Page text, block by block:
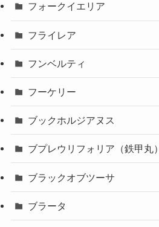
フォークイエリア
フライレア
フンベルティ
フーケリー
ブックホルジアヌス
ブプレウリフォリア（鉄甲丸）
ブラックオブツーサ
ブラータ